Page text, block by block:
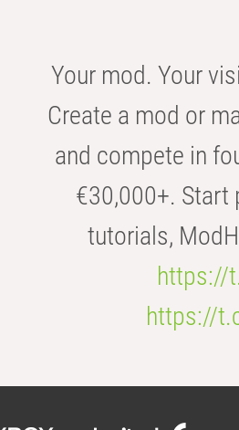
Your mod. Your
Create a mod or
and compete in
€30,000+. Start
tutorials,
https://
https://